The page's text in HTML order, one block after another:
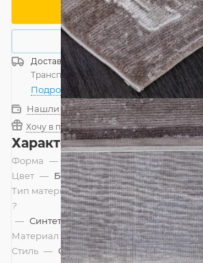
В корзину
Купить в 1 клик
Доставка Россия
Транспортной компанией—бесплатно
Подробнее
Нашли дешевле?
Хочу в подарок
Характеристики
Форма — Прямоугольник
Цвет — Бежевый, Коричневый
Тип материала
?
— Синтетический, Смешанный
Материал — Полипропилен
Стиль — Современный